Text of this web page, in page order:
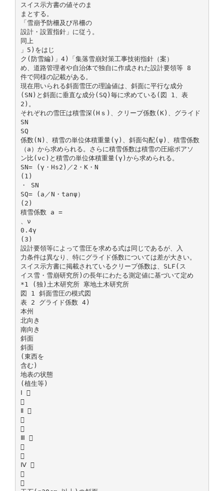
スイス示方書の値そのま
まとする。
「雪崩予防柵及び吊柵の
設計・設置指針」に従う。
同上
」5)をはじ
ク(防雪編)」4)「集落雪崩対策工事技術指針（案）
め、道路管理者や自治体で独自に作成された設計要領等 8
件で同様の記載がある。
現在用いられる斜面雪圧の理論値は、斜面に平行な成分
(SN)と斜面に垂直な成分(SQ)毎に求めている(図 1、表
2)。
それぞれの雪圧は積雪深(Hｓ)、クリープ係数(K)、グライド
SN
SQ
係数(N)、積雪の単位体積重量(γ)、斜面勾配(ψ)、積雪係数
（a）から求められる。さらに積雪係数は積雪の圧縮ポアソ
ン比(νc)と積雪の単位体積重量(γ)から求められる。
SN= (γ・Hs2)／2・K・N
(1)
・ SN
SQ= (a／N・tanψ）
(2)
積雪係数 a =
、ν
0.4γ
(3)
設計要領等によって雪圧を求める式は同じであるが、入
力条件は異なり、特にグライド係数については差が大きい。
スイス示方書に掲載されているクリープ係数は、SLF(ス
イス雪・雪崩研究所)の長年にわたる測定値に基づいて定め
*1 (独)土木研究所 寒地土木研究所
図 1 斜面雪圧の模式図
表 2 グライド係数 4)
本州
北向き
南向き
斜面
斜面
(東西を
含む)
地表の状態
(植生等)
Ⅰ 

Ⅱ 


Ⅲ 


Ⅳ 

